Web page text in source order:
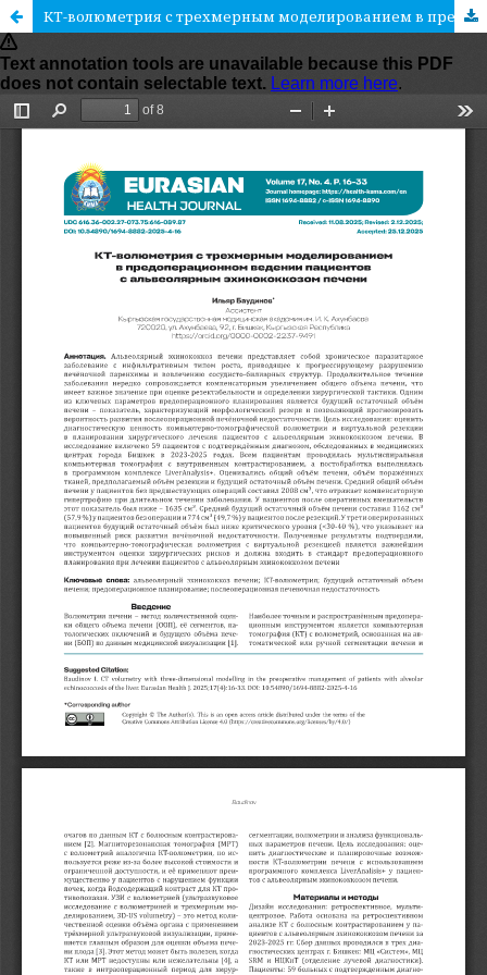
КТ-волюметрия с трехмерным моделированием в предоперационном ведении пациентов с альвеолярным эхинококкозом печени